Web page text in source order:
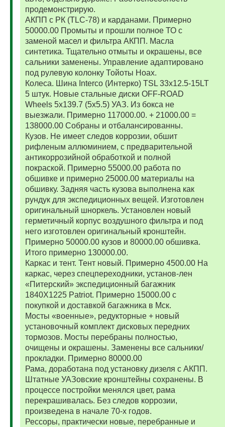
продемонстрирую.
АКПП с РК (TLC-78) и карданами. Примерно
50000.00 Промыты и прошли полное ТО с
заменой масел и фильтра АКПП. Масла
синтетика. Тщательно отмыты и окрашены, все
сальники заменены. Управление адаптировано
под рулевую колонку Тойоты Ноах.
Колеса. Шина Interco (Интерко) TSL 33x12.5-15LT
5 штук. Новые стальные диски OFF-ROAD
Wheels 5x139.7 (5x5.5) УАЗ. Из бокса не
выезжали. Примерно 117000.00. + 21000.00 =
138000.00 Собраны и отбалансированны.
Кузов. Не имеет следов коррозии, обшит
рифленым аллюминием, с предварительной
антикоррозийной обработкой и полной
покраской. Примерно 55000.00 работа по
обшивке и примерно 25000.00 материалы на
обшивку. Задняя часть кузова выполнена как
рундук для экспедиционных вещей. Изготовлен
оригинальный шноркель. Установлен новый
герметичный корпус воздушного фильтра и под
него изготовлен оригинальный кронштейн.
Примерно 50000.00 кузов и 80000.00 обшивка.
Итого примерно 130000.00.
Каркас и тент. Тент новый. Примерно 4500.00 На
каркас, через спецпереходники, установ-лен
«Питерский» экспедиционный багажник
1840Х1225 Patriot. Примерно 15000.00 с
покупкой и доставкой багажника в Мск.
Мосты «военные», редукторные + новый
установочный комплект дисковых передних
тормозов. Мосты перебраны полностью,
очищены и окрашены. Заменены все сальники/
прокладки. Примерно 80000.00
Рама, доработана под установку дизеля с АКПП.
Штатные УАЗовские кронштейны сохранены. В
процессе постройки менялся цвет, рама
перекрашивалась. Без следов коррозии,
произведена в начале 70-х годов.
Рессоры, практически новые, перебранные и